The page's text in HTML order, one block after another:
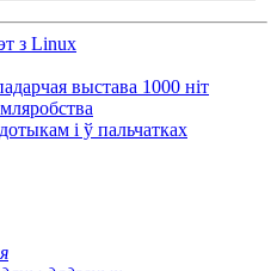
з Linux
выстава 1000 ніт
і ў пальчатках